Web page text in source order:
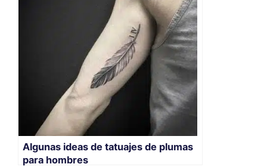
Algunas ideas de tatuajes de plumas
para hombres